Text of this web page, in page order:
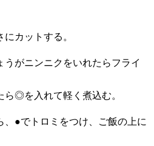
カットする。
がニンニクをいれたらフライ
ら◎を入れて軽く煮込む。
●でトロミをつけ、ご飯の上に